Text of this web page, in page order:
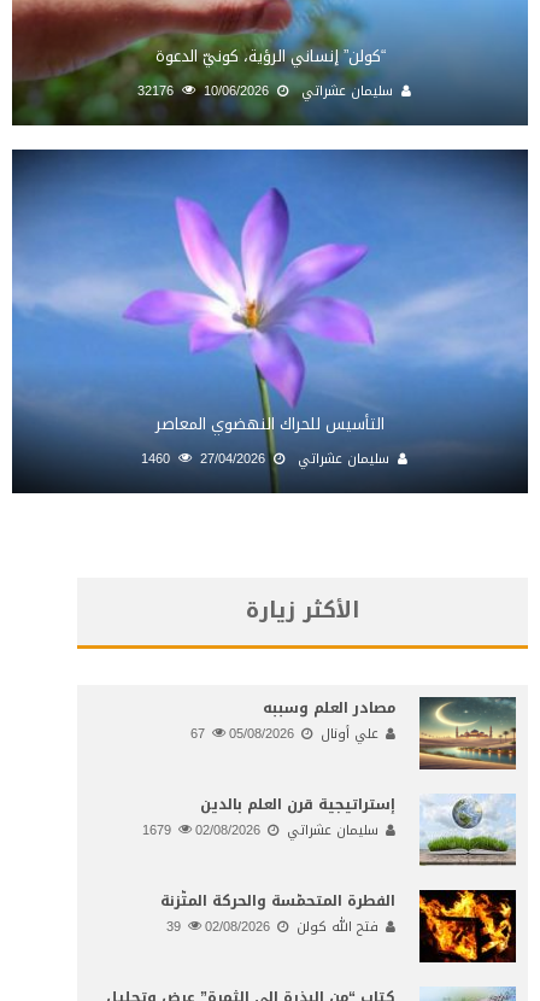
“كولن” إنساني الرؤية، كونيّ الدعوة
سليمان عشراتي 10/06/2026
32176
التأسيس للحراك النهضوي المعاصر
سليمان عشراتي 27/04/2026
الأكثر زيارة
مصادر العلم وسببه
علي أونال 05/08/2026
إستراتيجية قرن العلم بالدين
سليمان عشراتي 02/08/2026
الفطرة المتحمّسة والحركة المتّزنة
فتح الله كولن 02/08/2026